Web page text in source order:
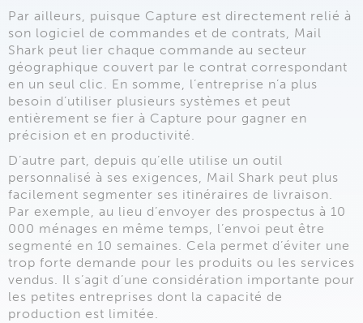
Par ailleurs, puisque Capture est directement relié à
son logiciel de commandes et de contrats, Mail
Shark peut lier chaque commande au secteur
géographique couvert par le contrat correspondant
en un seul clic. En somme, l’entreprise n’a plus
besoin d’utiliser plusieurs systèmes et peut
entièrement se fier à Capture pour gagner en
précision et en productivité.
D’autre part, depuis qu’elle utilise un outil
personnalisé à ses exigences, Mail Shark peut plus
facilement segmenter ses itinéraires de livraison.
Par exemple, au lieu d’envoyer des prospectus à 10
000 ménages en même temps, l’envoi peut être
segmenté en 10 semaines. Cela permet d’éviter une
trop forte demande pour les produits ou les services
vendus. Il s’agit d’une considération importante pour
les petites entreprises dont la capacité de
production est limitée.